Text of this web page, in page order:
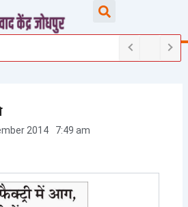
2014 7:49 am